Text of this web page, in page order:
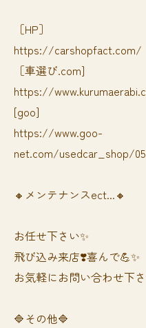
［HP］
https://carshopfact.com/
［車選び.com]
https://
[goo]
https://www.goo-
net.com/usedcar_shop/
🔸メンテナンスect...🔸
お任せ下さい✨
飛び込み来店❣️喜んで💪✨
お気軽にお問い合わせ下さ
🔷その他🔷